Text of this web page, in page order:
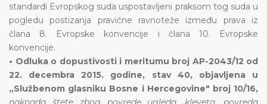
standardi Evropskog suda uspostavljeni praksom tog suda u
pogledu postizanja pravične ravnoteže između prava iz
člana 8. Evropske konvencije i člana 10. Evropske
konvencije.
• Odluka o dopustivosti i meritumu broj AP-2043/12 od
22. decembra 2015. godine, stav 40, objavljena u
„Službenom glasniku Bosne i Hercegovine" broj 10/16,